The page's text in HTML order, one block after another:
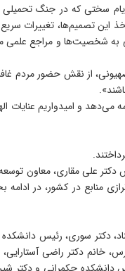
ایام سختی که در جنگ
تصمیم‌ها، تغییرات
به شخصیت‌ها و مراجع علمی
جنگ خیلی تلخ اما درس‌آموز بود.
می‌دهد و امیدواریم
علی مقاری، معاون
منابع در کشور، در
دکتر سوری، رئیس
دکتر راضی آستارایی،